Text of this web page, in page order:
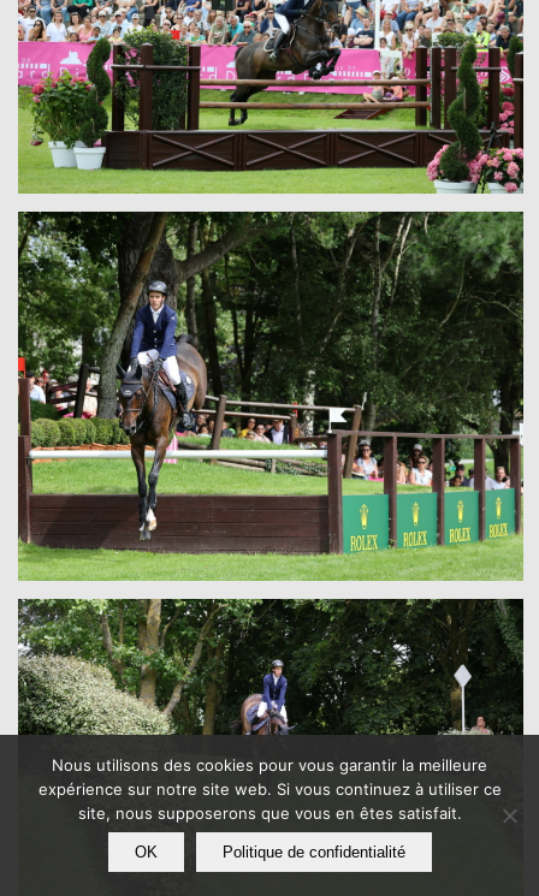
Nous utilisons des cookies pour vous garantir la meilleure
expérience sur notre site web. Si vous continuez à utiliser ce
site, nous supposerons que vous en êtes satisfait.
OK Politique de confidentialité